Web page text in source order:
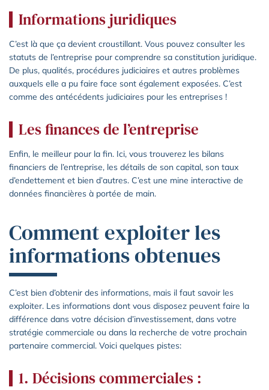
Informations juridiques
C’est là que ça devient croustillant. Vous pouvez consulter les
statuts de l’entreprise pour comprendre sa constitution juridique.
De plus, qualités, procédures judiciaires et autres problèmes
auxquels elle a pu faire face sont également exposées. C’est
comme des antécédents judiciaires pour les entreprises !
Les finances de l’entreprise
Enfin, le meilleur pour la fin. Ici, vous trouverez les bilans
financiers de l’entreprise, les détails de son capital, son taux
d’endettement et bien d’autres. C’est une mine interactive de
données financières à portée de main.
Comment exploiter les
informations obtenues
C’est bien d’obtenir des informations, mais il faut savoir les
exploiter. Les informations dont vous disposez peuvent faire la
différence dans votre décision d’investissement, dans votre
stratégie commerciale ou dans la recherche de votre prochain
partenaire commercial. Voici quelques pistes:
1. Décisions commerciales :